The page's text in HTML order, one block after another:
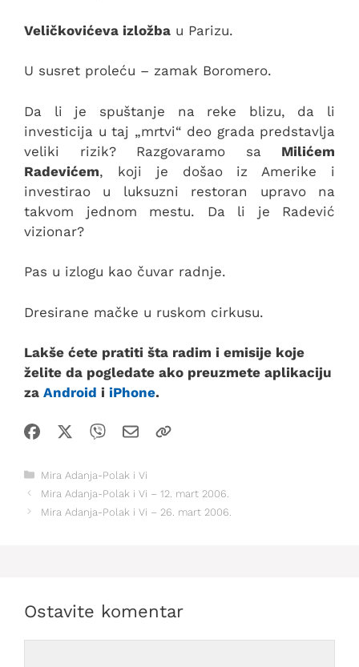
Veličkovićeva izložba u Parizu.
U susret proleću – zamak Boromero.
Da li je spuštanje na reke blizu, da li
investicija u taj „mrtvi“ deo grada predstavlja
veliki rizik? Razgovaramo sa Milićem
Radevićem, koji je došao iz Amerike i
investirao u luksuzni restoran upravo na
takvom jednom mestu. Da li je Radević
vizionar?
Pas u izlogu kao čuvar radnje.
Dresirane mačke u ruskom cirkusu.
Lakše ćete pratiti šta radim i emisije koje
želite da pogledate ako preuzmete aplikaciju
za Android i iPhone.
Kategorije
Mira Adanja-Polak i Vi
Mira Adanja-Polak i Vi – 12. mart 2006.
Mira Adanja-Polak i Vi – 26. mart 2006.
Ostavite komentar